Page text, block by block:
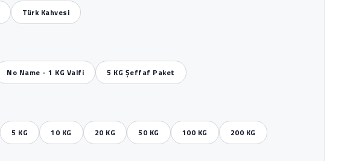
Türk Kahvesi
No Name - 1 KG Valfi 5 KG Şeffaf Paket
5 KG 10 KG 20 KG 50 KG 100 KG 200 KG